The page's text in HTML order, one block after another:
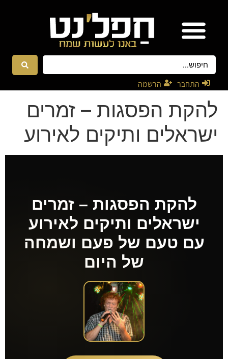
התחבר הרשמה
להקת הפסגות – זמרים
ישראלים ותיקים לאירוע
להקת הפסגות – זמרים
ישראלים ותיקים לאירוע
עם טעם של פעם ושמחה
של היום